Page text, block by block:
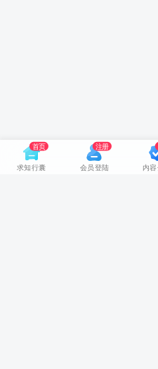
求知行囊
首页
会员登陆
注册
内